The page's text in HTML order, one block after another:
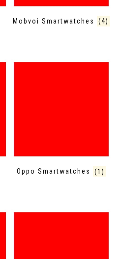
Mobvoi Smartwatches (4)
Oppo Smartwatches (1)